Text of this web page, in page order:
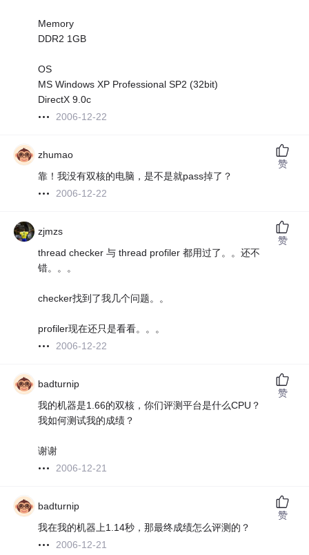
Memory
DDR2 1GB
OS
MS Windows XP Professional SP2 (32bit)
DirectX 9.0c
2006-12-22
zhumao
靠！我没有双核的电脑，是不是就pass掉了？
2006-12-22
赞
zjmzs
thread checker 与 thread profiler 都用过了。。还不
错。。。
checker找到了我几个问题。。
profiler现在还只是看看。。。
2006-12-22
赞
badturnip
我的机器是1.66的双核，你们评测平台是什么CPU？
我如何测试我的成绩？
谢谢
2006-12-21
赞
badturnip
我在我的机器上1.14秒，那最终成绩怎么评测的？
2006-12-21
赞